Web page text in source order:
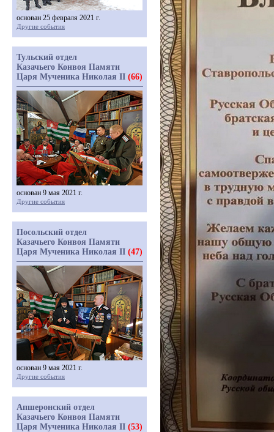
основан 25 февраля 2021 г.
Другие события
Тульский отдел
Казачьего Конвоя Памяти
Царя Мученика Николая II (66)
основан 9 мая 2021 г.
Другие события
Посольский отдел
Казачьего Конвоя Памяти
Царя Мученика Николая II (47)
основан 9 мая 2021 г.
Другие события
Апшеронский отдел
Казачьего Конвоя Памяти
Царя Мученика Николая II (53)